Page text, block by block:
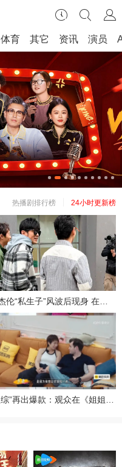
体育 其它 资讯 演员
热播剧排行榜 24小时更新榜
周杰伦“私生子”风波后现身 在街头录综艺谈笑风生心情好